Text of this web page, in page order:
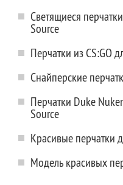
Светящиеся
Source
Перчатки из CS:GO
Снайперские
Перчатки Duke
Source
Красивые перчатки
Модель красивых